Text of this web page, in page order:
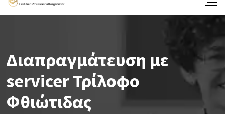
Διαπραγμάτευση με
servicer Τρίλοφο
Φθιώτιδας